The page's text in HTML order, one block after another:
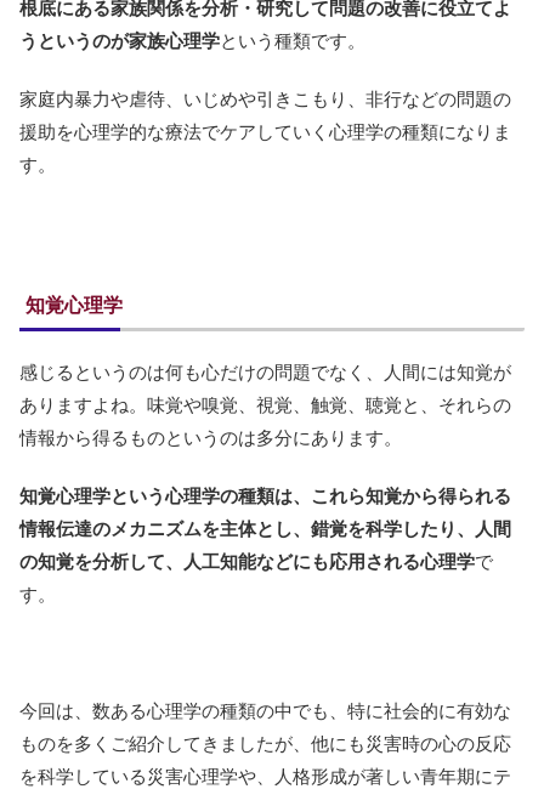
根底にある家族関係を分析・研究して問題の改善に役立てよ
うというのが家族心理学という種類です。
家庭内暴力や虐待、いじめや引きこもり、非行などの問題の
援助を心理学的な療法でケアしていく心理学の種類になりま
す。
知覚心理学
感じるというのは何も心だけの問題でなく、人間には知覚が
ありますよね。味覚や嗅覚、視覚、触覚、聴覚と、それらの
情報から得るものというのは多分にあります。
知覚心理学という心理学の種類は、これら知覚から得られる
情報伝達のメカニズムを主体とし、錯覚を科学したり、人間
の知覚を分析して、人工知能などにも応用される心理学で
す。
今回は、数ある心理学の種類の中でも、特に社会的に有効な
ものを多くご紹介してきましたが、他にも災害時の心の反応
を科学している災害心理学や、人格形成が著しい青年期にテ